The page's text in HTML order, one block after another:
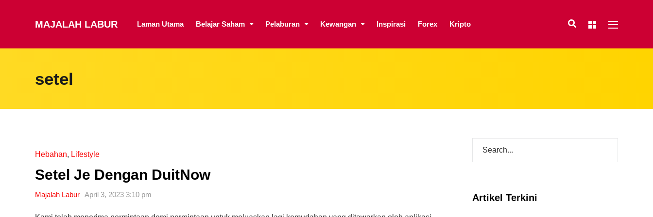
MAJALAH LABUR Laman Utama Belajar Saham Pelaburan Kewangan Inspirasi Forex Kripto
setel
Hebahan, Lifestyle
Setel Je Dengan DuitNow
Majalah Labur April 3, 2023 3:10 pm Artikel Terkini